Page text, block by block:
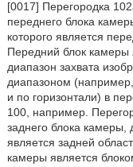
[0017] Перегородка
переднего блока
которого является
Передний блок камеры
диапазон захвата
диапазоном
и по горизонтали) в
100, например.
заднего блока камеры,
является задней
камеры является